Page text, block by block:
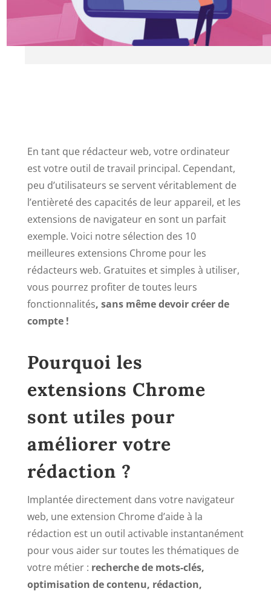
En tant que rédacteur web, votre ordinateur
est votre outil de travail principal. Cependant,
peu d’utilisateurs se servent véritablement de
l’entièreté des capacités de leur appareil, et les
extensions de navigateur en sont un parfait
exemple. Voici notre sélection des 10
meilleures extensions Chrome pour les
rédacteurs web. Gratuites et simples à utiliser,
vous pourrez profiter de toutes leurs
fonctionnalités, sans même devoir créer de
compte !
Pourquoi les
extensions Chrome
sont utiles pour
améliorer votre
rédaction ?
Implantée directement dans votre navigateur
web, une extension Chrome d’aide à la
rédaction est un outil activable instantanément
pour vous aider sur toutes les thématiques de
votre métier : recherche de mots-clés,
optimisation de contenu, rédaction,